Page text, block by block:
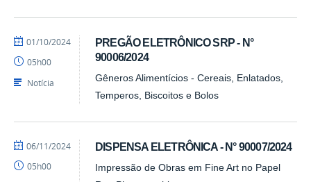
PREGÃO ELETRÔNICO SRP - N°
90006/2024
Gêneros Alimentícios - Cereais, Enlatados,
Temperos, Biscoitos e Bolos
por
-
PRA
publicado
01/10/2024
05h00
Notícia
DISPENSA ELETRÔNICA - N° 90007/2024
Impressão de Obras em Fine Art no Papel
por
-
publicado
06/11/2024
05h00